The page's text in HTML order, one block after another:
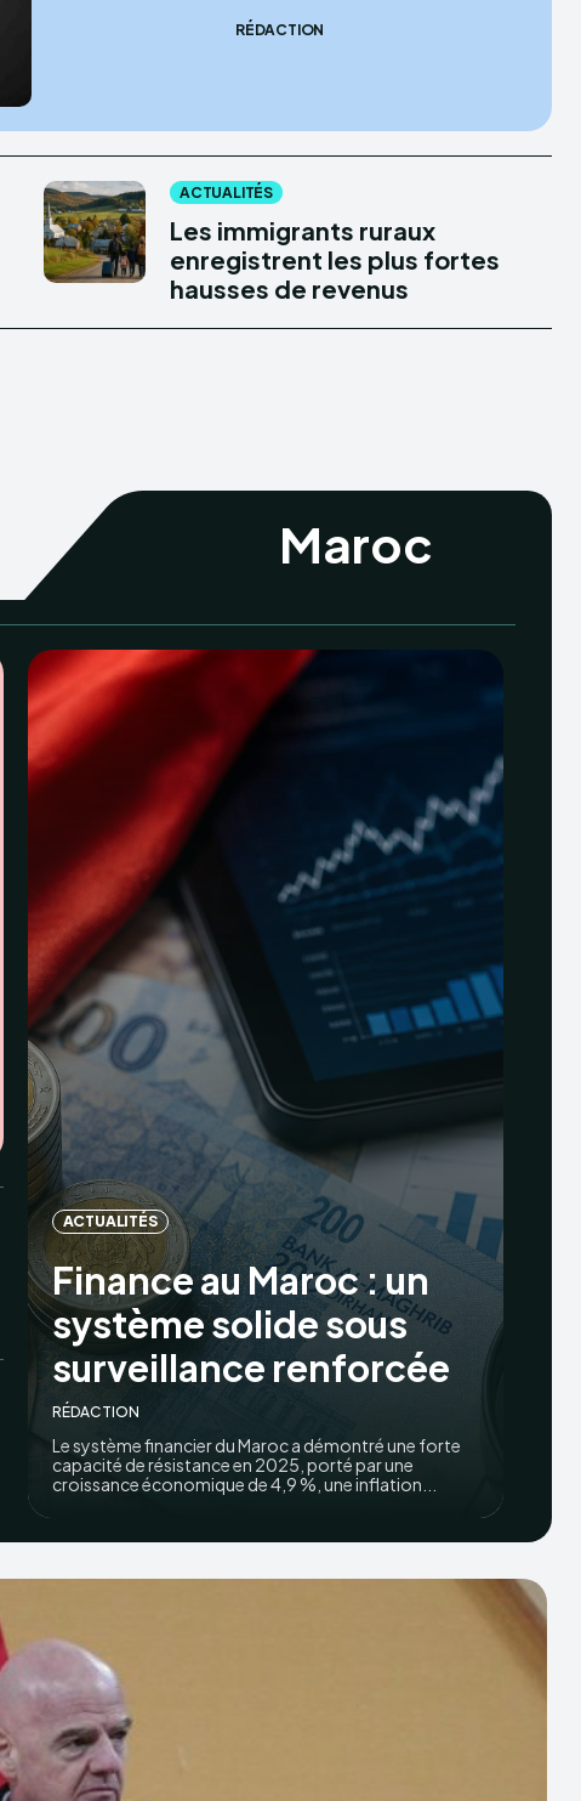
RÉDACTION
ACTUALITÉS
Les immigrants ruraux
enregistrent les plus fortes
hausses de revenus
Maroc
ACTUALITÉS
Finance au Maroc : un
système solide sous
surveillance renforcée
RÉDACTION
Le système financier du Maroc a démontré une forte
capacité de résistance en 2025, porté par une
croissance économique de 4,9 %, une inflation...